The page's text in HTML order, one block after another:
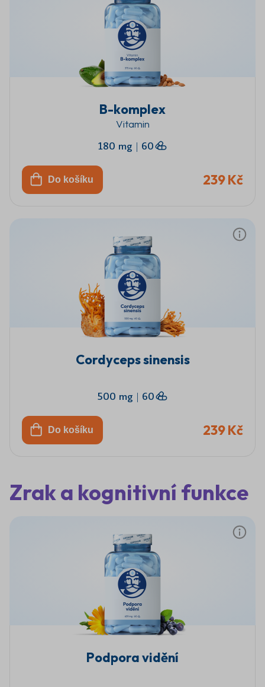
B-komplex
Vitamin
180 mg | 60
Do košíku 239 Kč
Cordyceps sinensis
500 mg | 60
Do košíku 239 Kč
Zrak a kognitivní funkce
Podpora vidění